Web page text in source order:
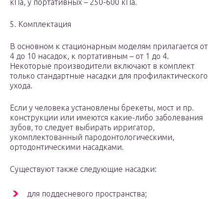
кПа, у портативных – 250-600 кПа.
5. Комплектация
В основном к стационарным моделям прилагается от
4 до 10 насадок, к портативным – от 1 до 4.
Некоторые производители включают в комплект
только стандартные насадки для профилактического
ухода.
Если у человека установлены брекеты, мост и пр.
конструкции или имеются какие-либо заболевания
зубов, то следует выбирать ирригатор,
укомплектованный пародонтологическими,
ортодонтическими насадками.
Существуют также следующие насадки:
для поддесневого пространства;